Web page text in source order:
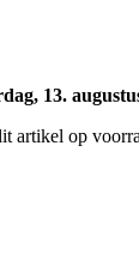
13.
artikel op